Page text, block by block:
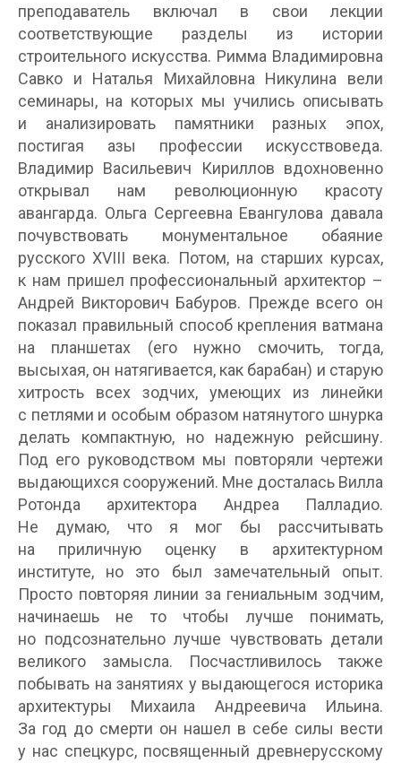
преподаватель включал в свои лекции
соответствующие разделы из истории
строительного искусства. Римма Владимировна
Савко и Наталья Михайловна Никулина вели
семинары, на которых мы учились описывать
и анализировать памятники разных эпох,
постигая азы профессии искусствоведа.
Владимир Васильевич Кириллов вдохновенно
открывал нам революционную красоту
авангарда. Ольга Сергеевна Евангулова давала
почувствовать монументальное обаяние
русского XVIII века. Потом, на старших курсах,
к нам пришел профессиональный архитектор –
Андрей Викторович Бабуров. Прежде всего он
показал правильный способ крепления ватмана
на планшетах (его нужно смочить, тогда,
высыхая, он натягивается, как барабан) и старую
хитрость всех зодчих, умеющих из линейки
с петлями и особым образом натянутого шнурка
делать компактную, но надежную рейсшину.
Под его руководством мы повторяли чертежи
выдающихся сооружений. Мне досталась Вилла
Ротонда архитектора Андреа Палладио.
Не думаю, что я мог бы рассчитывать
на приличную оценку в архитектурном
институте, но это был замечательный опыт.
Просто повторяя линии за гениальным зодчим,
начинаешь не то чтобы лучше понимать,
но подсознательно лучше чувствовать детали
великого замысла. Посчастливилось также
побывать на занятиях у выдающегося историка
архитектуры Михаила Андреевича Ильина.
За год до смерти он нашел в себе силы вести
у нас спецкурс, посвященный древнерусскому